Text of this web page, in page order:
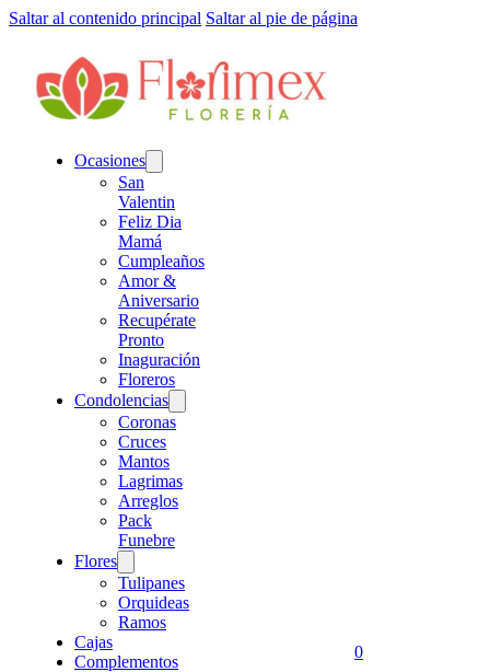
Saltar al contenido principal Saltar al pie de página
Ocasiones
San
Valentin
Feliz Dia
Mamá
Cumpleaños
Amor &
Aniversario
Recupérate
Pronto
Inaguración
Floreros
Condolencias
Coronas
Cruces
Mantos
Lagrimas
Arreglos
Pack
Funebre
Flores
Tulipanes
Orquideas
Ramos
Cajas
Complementos
0